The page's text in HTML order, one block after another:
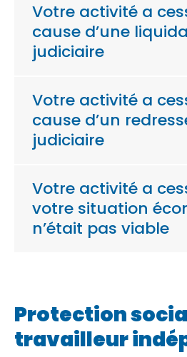
Votre activité a
cause d’une
judiciaire
Votre activité a
cause d’un
judiciaire
Votre activité a
votre situation
n’était pas viable
Protection
travailleur